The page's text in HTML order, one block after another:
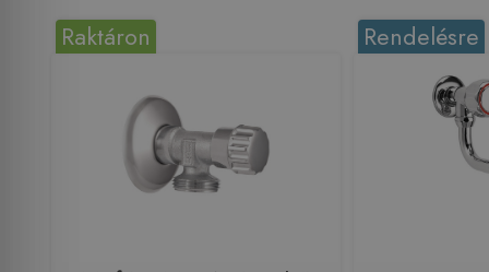
Raktáron Rendelésre